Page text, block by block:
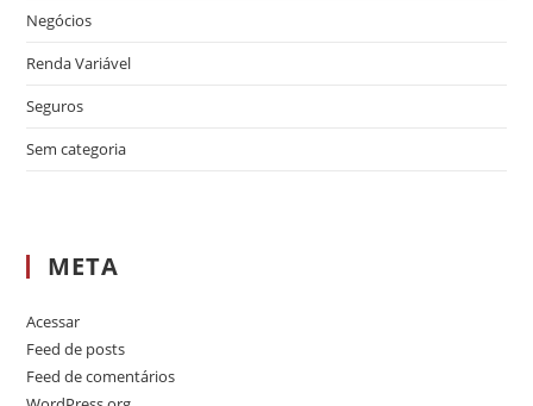
Negócios
Renda Variável
Seguros
Sem categoria
META
Acessar
Feed de posts
Feed de comentários